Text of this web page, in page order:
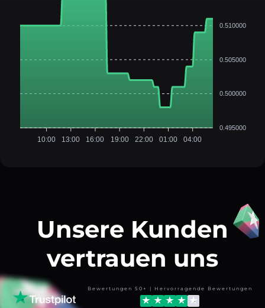
0.510000
0.505000
0.500000
0.495000
10:00 13:00 16:00 19:00 22:00 01:00 04:00
Unsere Kunden
vertrauen uns
Bewertungen 50+ | Hervorragende Bewertungen